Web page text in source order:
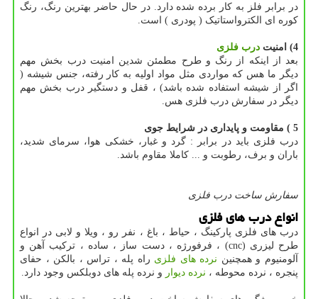
در برابر فلز به کار برده شده دارد. در حال حاضر بهترین رنگ، رنگ
کوره ای الکترواستاتیک ( پودری ) است.
4) امنیت
درب فلزی
بعد از اینکه از رنگ و طرح مطمئن شدین امنیت درب بخش مهم
دیگر ما هس که مواردی مثل مواد اولیه به کار رفته، جنس شیشه (
اگر از شیشه استفاده شده باشد) ، قفل و دستگیر درب بخش مهم
دیگر در سفارش درب فلزی هس.
5 ) مقاومت و پایداری در شرایط جوی
درب فلزی باید در برابر : گرد و غبار، خشکی هوا، سرمای شدید،
باران و برف، رطوبت و ... کاملا مقاوم باشد.
سفارش ساخت درب فلزی
انواع درب های فلزی
درب های فلزی پارکینگ ، حیاط ، باغ ، نفر رو ، ویلا و لابی در انواع
طرح لیزری (cnc) ، فرفورژه ، دست ساز ، ساده ، ترکیب آهن و
آلومنیوم و همچنین نرده های فلزی راه پله ، تراس ، بالکن ، حفای
پنجره ، نرده محوطه ، نرده دیوار و نرده پله های دوبلکس وجود دارد.